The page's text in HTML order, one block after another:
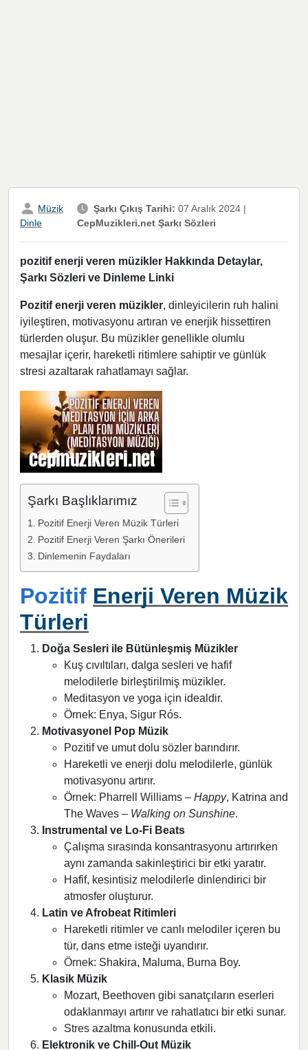
Müzik
Dinle
Şarkı Çıkış Tarihi: 07 Aralık 2024 |
CepMuzikleri.net Şarkı Sözleri
pozitif enerji veren müzikler Hakkında Detaylar,
Şarkı Sözleri ve Dinleme Linki
Pozitif enerji veren müzikler, dinleyicilerin ruh halini
iyileştiren, motivasyonu artıran ve enerjik hissettiren
türlerden oluşur. Bu müzikler genellikle olumlu
mesajlar içerir, hareketli ritimlere sahiptir ve günlük
stresi azaltarak rahatlamayı sağlar.
Şarkı Başlıklarımız
Pozitif Enerji Veren Müzik Türleri
Pozitif Enerji Veren Şarkı Önerileri
Dinlemenin Faydaları
Pozitif Enerji Veren Müzik
Türleri
Doğa Sesleri ile Bütünleşmiş Müzikler
Kuş cıvıltıları, dalga sesleri ve hafif
melodilerle birleştirilmiş müzikler.
Meditasyon ve yoga için idealdir.
Örnek: Enya, Sigur Rós.
Motivasyonel Pop Müzik
Pozitif ve umut dolu sözler barındırır.
Hareketli ve enerji dolu melodilerle, günlük
motivasyonu artırır.
Örnek: Pharrell Williams – Happy, Katrina and
The Waves – Walking on Sunshine.
Instrumental ve Lo-Fi Beats
Çalışma sırasında konsantrasyonu artırırken
aynı zamanda sakinleştirici bir etki yaratır.
Hafif, kesintisiz melodilerle dinlendirici bir
atmosfer oluşturur.
Latin ve Afrobeat Ritimleri
Hareketli ritimler ve canlı melodiler içeren bu
tür, dans etme isteği uyandırır.
Örnek: Shakira, Maluma, Burna Boy.
Klasik Müzik
Mozart, Beethoven gibi sanatçıların eserleri
odaklanmayı artırır ve rahatlatıcı bir etki sunar.
Stres azaltma konusunda etkili.
Elektronik ve Chill-Out Müzik